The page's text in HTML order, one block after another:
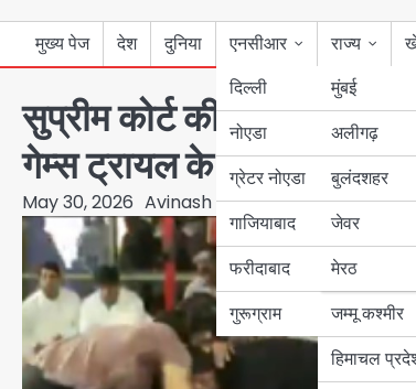
मुख्य पेज देश दुनिया
एनसीआर
दिल्ली
नोएडा
ग्रेटर नोएडा
गाजियाबाद
फरीदाबाद
गुरूग्राम
राज्य
मुंबई
उत्तर प्रदेश
अलीगढ़
बुलंदशहर
जेवर
मेरठ
बिहार
पंजाब
हरियाणा
जम्मू कश्मीर
हिमाचल
सुप्रीम कोर्ट की हरी झंडी,
गेम्स ट्रायल के मैट पर उतरीं
May 30, 2026 Avinash Kumar